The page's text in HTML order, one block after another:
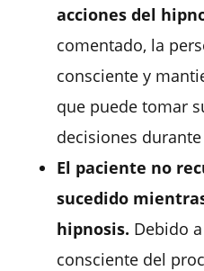
acciones del
comentado, la
consciente y
que puede tomar
decisiones
El paciente no
sucedido
hipnosis. Debido
consciente del